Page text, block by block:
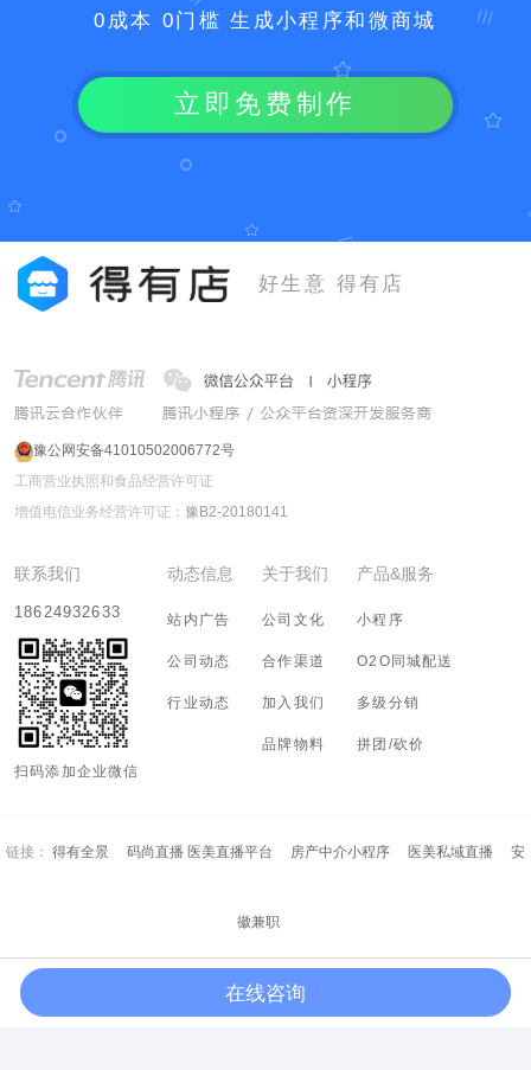
0成本 0门槛 生成小程序和微商城
立即免费制作
好生意 得有店
豫公网安备41010502006772号
工商营业执照和食品经营许可证
增值电信业务经营许可证： 豫B2-20180141
联系我们
18624932633
扫码添加企业微信
动态信息
站内广告
公司动态
行业动态
关于我们
公司文化
合作渠道
加入我们
品牌物料
产品&服务
小程序
O2O同城配送
多级分销
拼团/砍价
链接： 得有全景 码尚直播 医美直播平台 房产中介小程序 医美私域直播 安
徽兼职
Copyright (c) 2018-2028 河南有态度信息科技有限公司 All Rights Resreved.
在线咨询